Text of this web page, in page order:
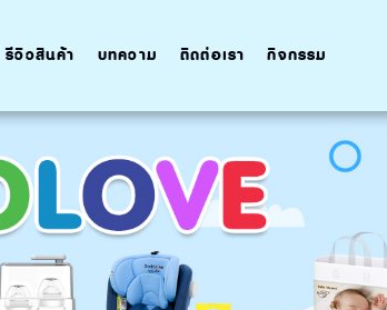
รีวิวสินค้า บทความ ติดต่อเรา กิจกรรม